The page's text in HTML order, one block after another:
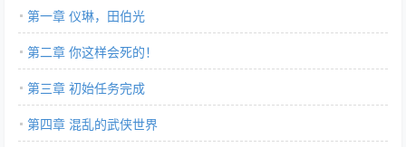
第一章 仪琳，田伯光
第二章 你这样会死的！
第三章 初始任务完成
第四章 混乱的武侠世界